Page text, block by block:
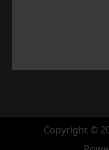
Copyright ©